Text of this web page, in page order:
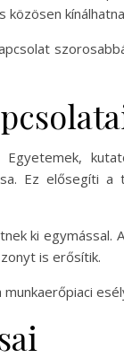
Ez elősegíti a
ki egymással.
is erősítik.